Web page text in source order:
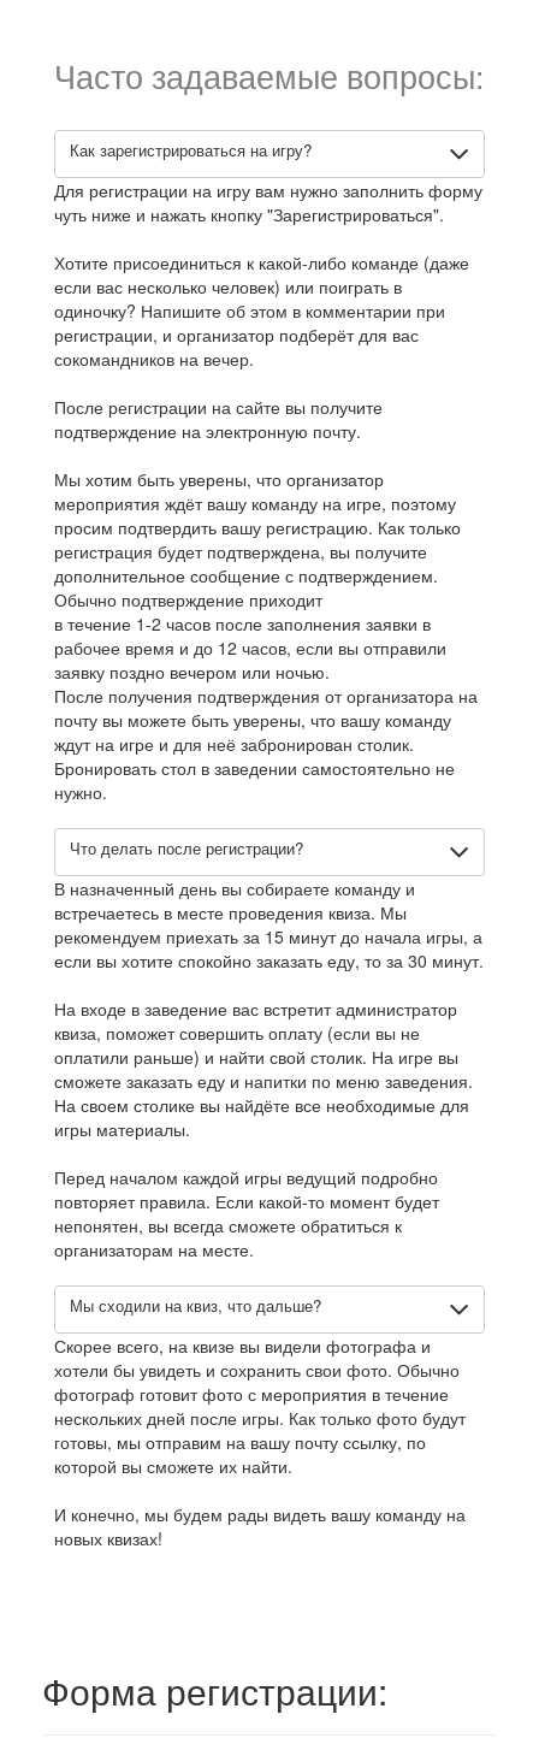
Часто задаваемые вопросы:
Как зарегистрироваться на игру?
Для регистрации на игру вам нужно заполнить форму
чуть ниже и нажать кнопку "Зарегистрироваться".
Хотите присоединиться к какой-либо команде (даже
если вас несколько человек) или поиграть в
одиночку? Напишите об этом в комментарии при
регистрации, и организатор подберёт для вас
сокомандников на вечер.
После регистрации на сайте вы получите
подтверждение на электронную почту.
Мы хотим быть уверены, что организатор
мероприятия ждёт вашу команду на игре, поэтому
просим подтвердить вашу регистрацию. Как только
регистрация будет подтверждена, вы получите
дополнительное сообщение с подтверждением.
Обычно подтверждение приходит
в течение 1-2 часов после заполнения заявки в
рабочее время и до 12 часов, если вы отправили
заявку поздно вечером или ночью.
После получения подтверждения от организатора на
почту вы можете быть уверены, что вашу команду
ждут на игре и для неё забронирован столик.
Бронировать стол в заведении самостоятельно не
нужно.
Что делать после регистрации?
В назначенный день вы собираете команду и
встречаетесь в месте проведения квиза. Мы
рекомендуем приехать за 15 минут до начала игры, а
если вы хотите спокойно заказать еду, то за 30 минут.
На входе в заведение вас встретит администратор
квиза, поможет совершить оплату (если вы не
оплатили раньше) и найти свой столик. На игре вы
сможете заказать еду и напитки по меню заведения.
На своем столике вы найдёте все необходимые для
игры материалы.
Перед началом каждой игры ведущий подробно
повторяет правила. Если какой-то момент будет
непонятен, вы всегда сможете обратиться к
организаторам на месте.
Мы сходили на квиз, что дальше?
Скорее всего, на квизе вы видели фотографа и
хотели бы увидеть и сохранить свои фото. Обычно
фотограф готовит фото с мероприятия в течение
нескольких дней после игры. Как только фото будут
готовы, мы отправим на вашу почту ссылку, по
которой вы сможете их найти.
И конечно, мы будем рады видеть вашу команду на
новых квизах!
Форма регистрации: